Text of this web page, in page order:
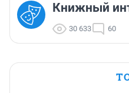
Книжный
30 633 60